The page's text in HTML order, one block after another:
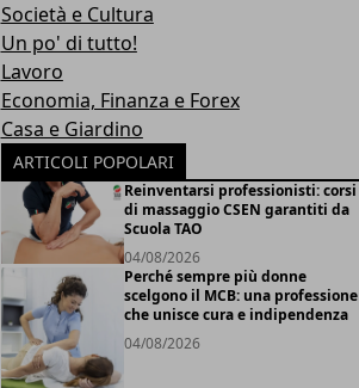
Società e Cultura
Un po' di tutto!
Lavoro
Economia, Finanza e Forex
Casa e Giardino
ARTICOLI POPOLARI
Reinventarsi professionisti: corsi
di massaggio CSEN garantiti da
Scuola TAO
04/08/2026
Perché sempre più donne
scelgono il MCB: una professione
che unisce cura e indipendenza
04/08/2026